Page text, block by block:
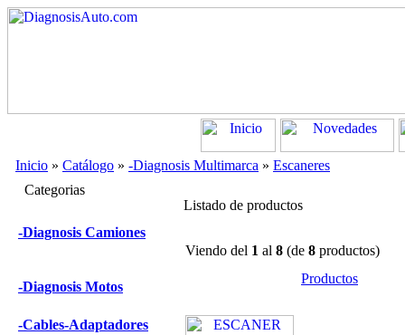
Inicio » Catálogo » -Diagnosis Multimarca » Escaneres
Categorias
-Diagnosis Camiones
-Diagnosis Motos
-Cables-Adaptadores
Listado de productos
Viendo del 1 al 8 (de 8 productos)
Productos